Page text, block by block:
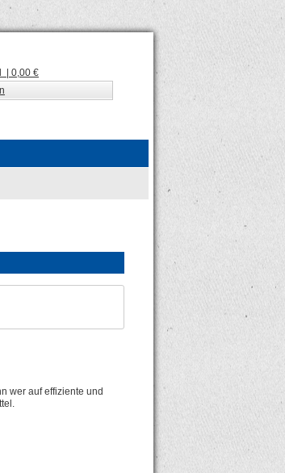
| 0,00 €
wer auf effiziente und